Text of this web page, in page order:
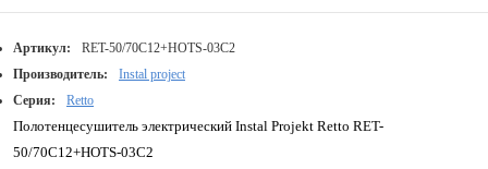
Артикул:
RET-50/70C12+HOTS-03C2
Производитель:
Instal project
Серия:
Retto
Полотенцесушитель электрический Instal Projekt Retto RET-
50/70C12+HOTS-03C2